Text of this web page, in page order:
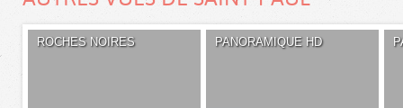
ROCHES NOIRES PANORAMIQUE HD